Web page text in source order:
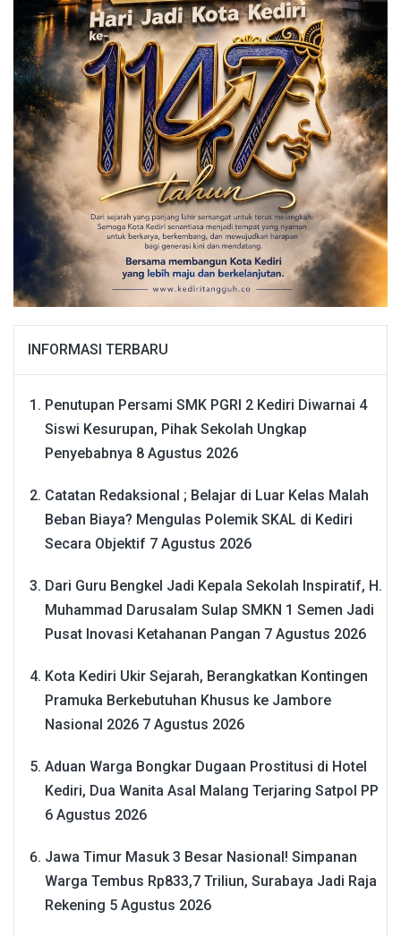
INFORMASI TERBARU
Penutupan Persami SMK PGRI 2 Kediri Diwarnai 4
Siswi Kesurupan, Pihak Sekolah Ungkap
Penyebabnya 8 Agustus 2026
Catatan Redaksional ; Belajar di Luar Kelas Malah
Beban Biaya? Mengulas Polemik SKAL di Kediri
Secara Objektif 7 Agustus 2026
Dari Guru Bengkel Jadi Kepala Sekolah Inspiratif, H.
Muhammad Darusalam Sulap SMKN 1 Semen Jadi
Pusat Inovasi Ketahanan Pangan 7 Agustus 2026
Kota Kediri Ukir Sejarah, Berangkatkan Kontingen
Pramuka Berkebutuhan Khusus ke Jambore
Nasional 2026 7 Agustus 2026
Aduan Warga Bongkar Dugaan Prostitusi di Hotel
Kediri, Dua Wanita Asal Malang Terjaring Satpol PP
6 Agustus 2026
Jawa Timur Masuk 3 Besar Nasional! Simpanan
Warga Tembus Rp833,7 Triliun, Surabaya Jadi Raja
Rekening 5 Agustus 2026